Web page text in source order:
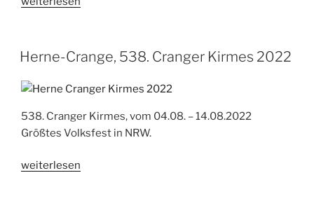
Cranger
Weihnachtszauber
2022“
Herne-Crange, 538. Cranger Kirmes 2022
538. Cranger Kirmes, vom 04.08. – 14.08.2022
Größtes Volksfest in NRW.
„Herne-
weiterlesen